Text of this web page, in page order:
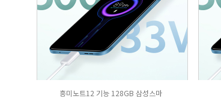
흥미노트12 기능 128GB 삼성스마